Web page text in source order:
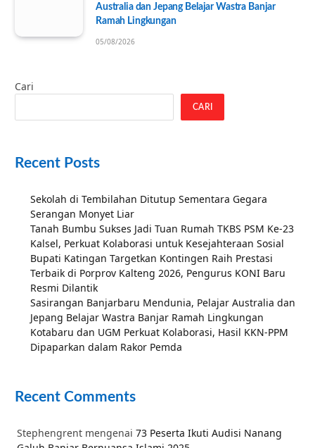
Australia dan Jepang Belajar Wastra Banjar
Ramah Lingkungan
05/08/2026
Cari
CARI
Recent Posts
Sekolah di Tembilahan Ditutup Sementara Gegara
Serangan Monyet Liar
Tanah Bumbu Sukses Jadi Tuan Rumah TKBS PSM Ke-23
Kalsel, Perkuat Kolaborasi untuk Kesejahteraan Sosial
Bupati Katingan Targetkan Kontingen Raih Prestasi
Terbaik di Porprov Kalteng 2026, Pengurus KONI Baru
Resmi Dilantik
Sasirangan Banjarbaru Mendunia, Pelajar Australia dan
Jepang Belajar Wastra Banjar Ramah Lingkungan
Kotabaru dan UGM Perkuat Kolaborasi, Hasil KKN-PPM
Dipaparkan dalam Rakor Pemda
Recent Comments
Stephengrent mengenai 73 Peserta Ikuti Audisi Nanang